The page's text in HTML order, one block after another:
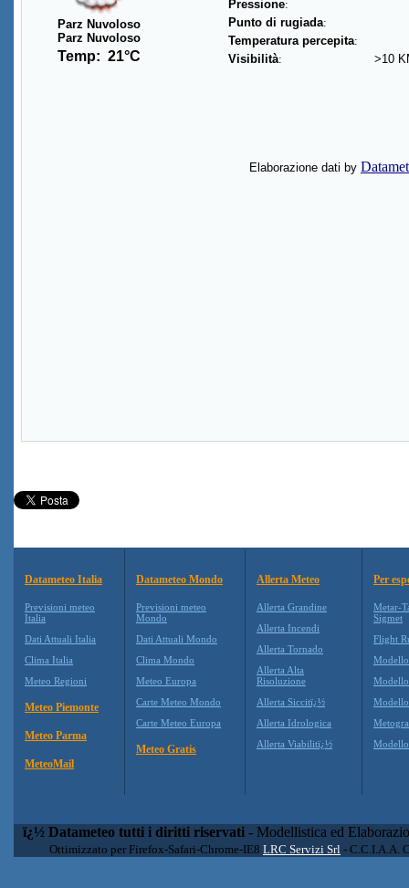
Datameteo Italia
Previsioni meteo
Italia
Dati Attuali Italia
Clima Italia
Meteo Regioni
Meteo Piemonte
Meteo Parma
MeteoMail
Datameteo Mondo
Previsioni meteo
Mondo
Dati Attuali Mondo
Clima Mondo
Meteo Europa
Carte Meteo Mondo
Carte Meteo Europa
Meteo Gratis
Allerta Meteo
Allerta Grandine
Allerta Incendi
Allerta Tornado
Allerta Alta
Risoluzione
Allerta Siccitï¿½
Allerta Idrologica
Allerta Viabilitï¿½
Per
Metar-
Sigmet
Flight
Modello
ï¿½ Datameteo tutti i diritti riservati - Modellistica ed
Ottimizzato per Firefox-Safari-Chrome-IE8 LRC Servizi Srl - C.C.I.A.A.